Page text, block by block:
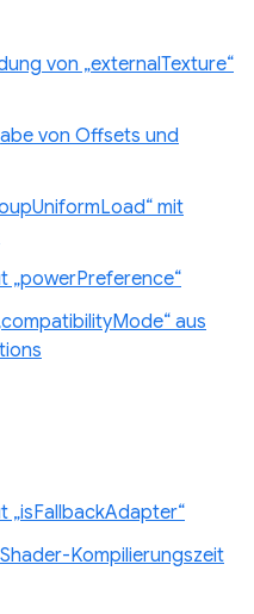
von „externalTexture“
von Offsets und
mit
aus
Kompilierungszeit